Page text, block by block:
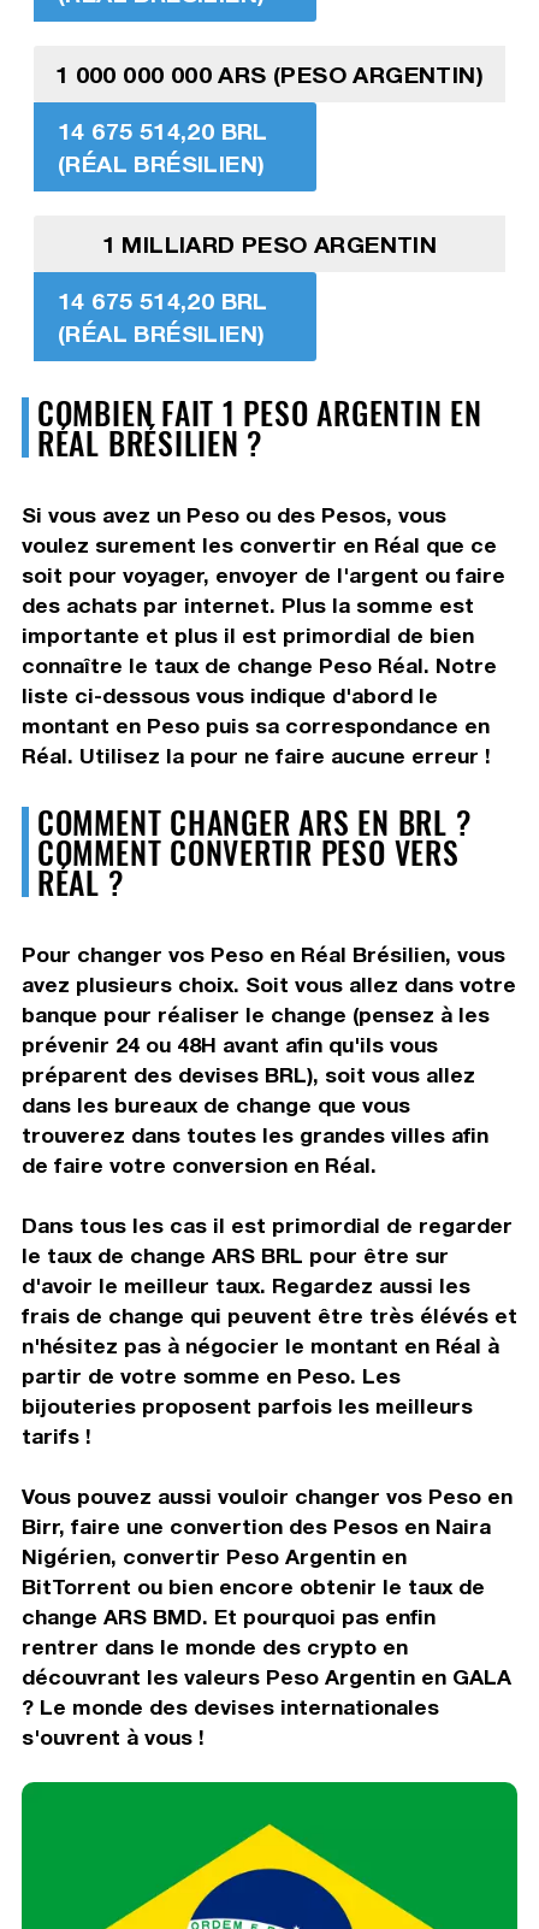
1 000 000 000 ARS (PESO ARGENTIN)
14 675 514,20 BRL
(RÉAL BRÉSILIEN)
1 MILLIARD PESO ARGENTIN
14 675 514,20 BRL
(RÉAL BRÉSILIEN)
COMBIEN FAIT 1 PESO ARGENTIN EN
RÉAL BRÉSILIEN ?
Si vous avez un Peso ou des Pesos, vous
voulez surement les convertir en Réal que ce
soit pour voyager, envoyer de l'argent ou faire
des achats par internet. Plus la somme est
importante et plus il est primordial de bien
connaître le taux de change Peso Réal. Notre
liste ci-dessous vous indique d'abord le
montant en Peso puis sa correspondance en
Réal. Utilisez la pour ne faire aucune erreur !
COMMENT CHANGER ARS EN BRL ?
COMMENT CONVERTIR PESO VERS
RÉAL ?
Pour changer vos Peso en Réal Brésilien, vous
avez plusieurs choix. Soit vous allez dans votre
banque pour réaliser le change (pensez à les
prévenir 24 ou 48H avant afin qu'ils vous
préparent des devises BRL), soit vous allez
dans les bureaux de change que vous
trouverez dans toutes les grandes villes afin
de faire votre conversion en Réal.
Dans tous les cas il est primordial de regarder
le taux de change ARS BRL pour être sur
d'avoir le meilleur taux. Regardez aussi les
frais de change qui peuvent être très élévés et
n'hésitez pas à négocier le montant en Réal à
partir de votre somme en Peso. Les
bijouteries proposent parfois les meilleurs
tarifs !
Vous pouvez aussi vouloir changer vos Peso en
Birr, faire une convertion des Pesos en Naira
Nigérien, convertir Peso Argentin en
BitTorrent ou bien encore obtenir le taux de
change ARS BMD. Et pourquoi pas enfin
rentrer dans le monde des crypto en
découvrant les valeurs Peso Argentin en GALA
? Le monde des devises internationales
s'ouvrent à vous !